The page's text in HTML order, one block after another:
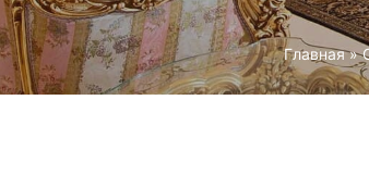
Главная »